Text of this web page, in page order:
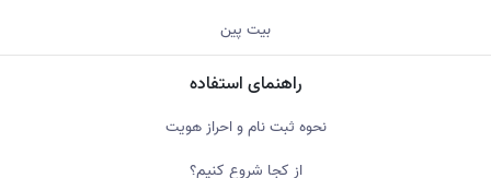
بیت پین
راهنمای استفاده
نحوه ثبت نام و احراز هویت
از کجا شروع کنیم؟